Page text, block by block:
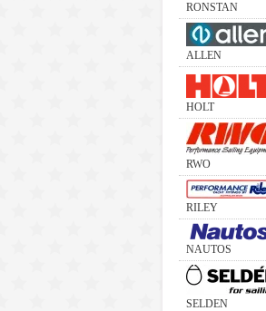
RONSTAN
ALLEN
HOLT
RWO
RILEY
NAUTOS
SELDEN